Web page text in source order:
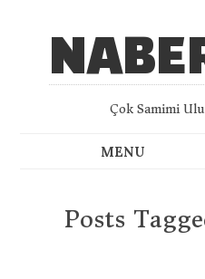
Çok Samimi
Posts